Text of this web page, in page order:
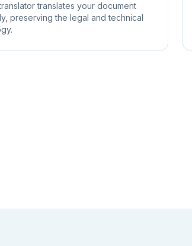
translates your document
preserving the legal and technical